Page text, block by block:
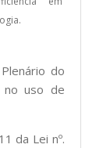
do
no uso de
da Lei nº.